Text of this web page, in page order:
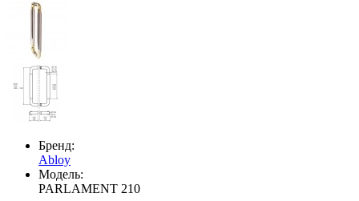
Бренд:
Abloy
Модель:
PARLAMENT 210